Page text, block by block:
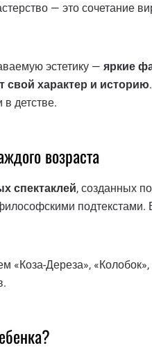
— это сочетание
эстетику — яркие
свой характер и историю
детстве.
возраста
спектаклей, созданных
подтекстами.
Дереза»,